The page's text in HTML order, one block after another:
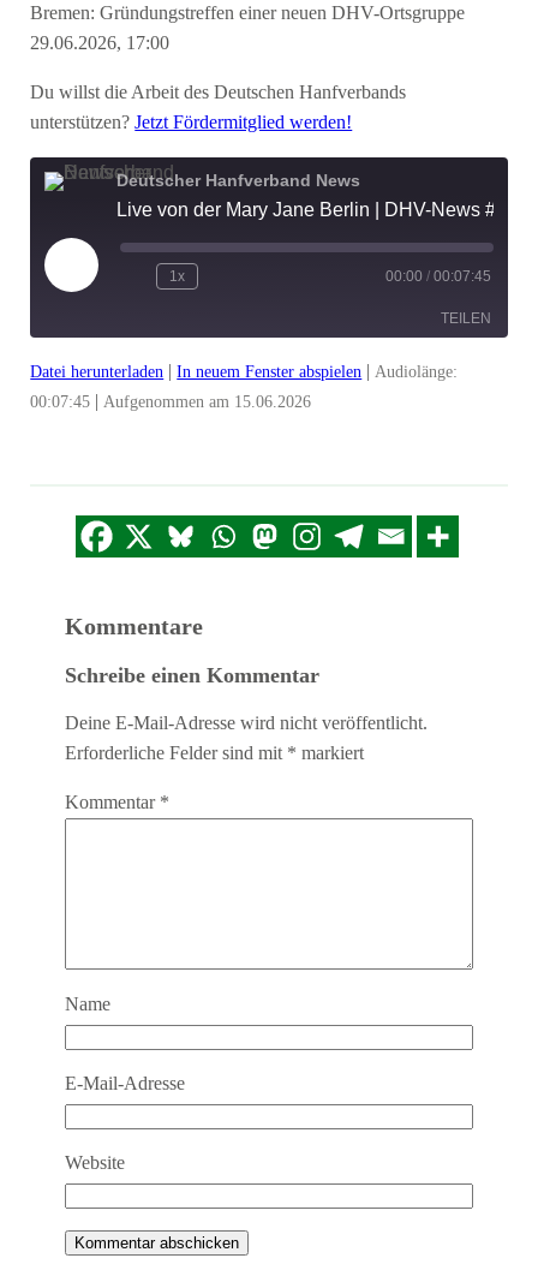
Bremen: Gründungstreffen einer neuen DHV-Ortsgruppe
29.06.2026, 17:00
Du willst die Arbeit des Deutschen Hanfverbands
unterstützen?Jetzt Fördermitglied werden!
Deutscher Hanfverband News
Live von der Mary Jane Berlin | DHV-News # 511
Play
Episode
1x 00:00 / 00:07:45
TEILEN
Datei herunterladen |In neuem Fenster abspielen |Audiolänge:
00:07:45 |Aufgenommen am 15.06.2026
Kommentare
Schreibe einen Kommentar
Deine E-Mail-Adresse wird nicht veröffentlicht.
Erforderliche Felder sind mit * markiert
Kommentar *
Name
E-Mail-Adresse
Website